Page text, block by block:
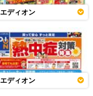
エディオン
エディオン